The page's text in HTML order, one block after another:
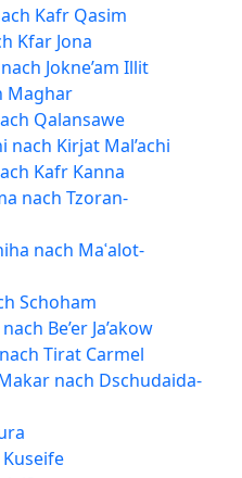
Kafr Qasim
Kfar Jona
Jokne’am Illit
Maghar
Qalansawe
nach Kirjat Mal’achi
Kafr Kanna
nach Tzoran-
nach Maʿalot-
Schoham
Be’er Ja’akow
Tirat Carmel
nach Dschudaida-